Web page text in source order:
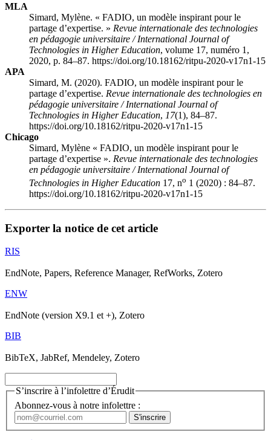
MLA
Simard, Mylène. « FADIO, un modèle inspirant pour le
partage d’expertise. » Revue internationale des technologies
en pédagogie universitaire / International Journal of
Technologies in Higher Education, volume 17, numéro 1,
2020, p. 84–87. https://doi.org/10.18162/ritpu-2020-v17n1-15
APA
Simard, M. (2020). FADIO, un modèle inspirant pour le
partage d’expertise. Revue internationale des technologies en
pédagogie universitaire / International Journal of
Technologies in Higher Education, 17(1), 84–87.
https://doi.org/10.18162/ritpu-2020-v17n1-15
Chicago
Simard, Mylène « FADIO, un modèle inspirant pour le
partage d’expertise ». Revue internationale des technologies
en pédagogie universitaire / International Journal of
Technologies in Higher Education 17, no 1 (2020) : 84–87.
https://doi.org/10.18162/ritpu-2020-v17n1-15
Exporter la notice de cet article
RIS
EndNote, Papers, Reference Manager, RefWorks, Zotero
ENW
EndNote (version X9.1 et +), Zotero
BIB
BibTeX, JabRef, Mendeley, Zotero
S’inscrire à l’infolettre d’Érudit
Abonnez-vous à notre infolettre :